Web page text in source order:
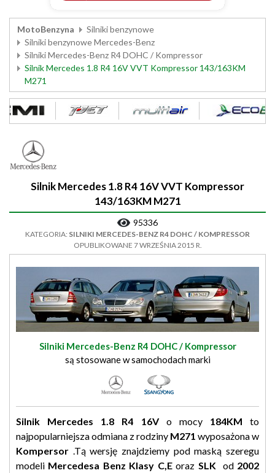
MotoBenzyna
Silniki benzynowe
Silniki benzynowe Mercedes-Benz
Silniki Mercedes-Benz R4 DOHC / Kompressor
Silnik Mercedes 1.8 R4 16V VVT Kompressor 143/163KM
M271
Silnik Mercedes 1.8 R4 16V VVT Kompressor
143/163KM M271
95336
KATEGORIA: SILNIKI MERCEDES-BENZ R4 DOHC / KOMPRESSOR
OPUBLIKOWANE 7 WRZEŚNIA 2015 R.
Silniki Mercedes-Benz R4 DOHC / Kompressor
są stosowane w samochodach marki
Silnik Mercedes 1.8 R4 16V o mocy184KM to
najpopularniejsza odmiana z rodziny M271 wyposażona w
Kompersor .Tą wersję znajdziemy pod maską szeregu
modeli Mercedesa Benz Klasy C,Eoraz SLK od2002